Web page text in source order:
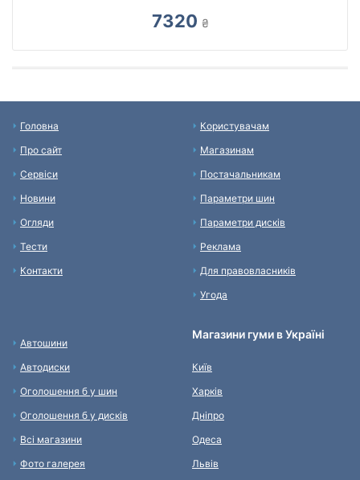
7320 ₴
Головна
Про сайт
Сервіси
Новини
Огляди
Тести
Контакти
Користувачам
Магазинам
Постачальникам
Параметри шин
Параметри дисків
Реклама
Для правовласників
Угода
Автошини
Автодиски
Оголошення б у шин
Оголошення б у дисків
Всі магазини
Фото галерея
Магазини гуми в Україні
Київ
Харків
Дніпро
Одеса
Львів